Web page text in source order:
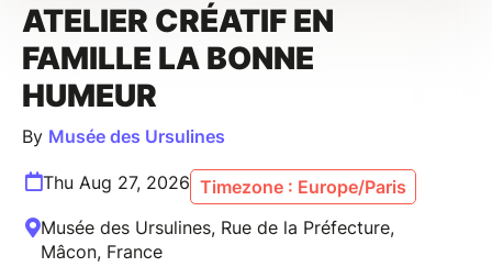
ATELIER CRÉATIF EN
FAMILLE LA BONNE
HUMEUR
By Musée des Ursulines
Thu Aug 27, 2026 Timezone : Europe/Paris
Musée des Ursulines, Rue de la Préfecture,
Mâcon, France